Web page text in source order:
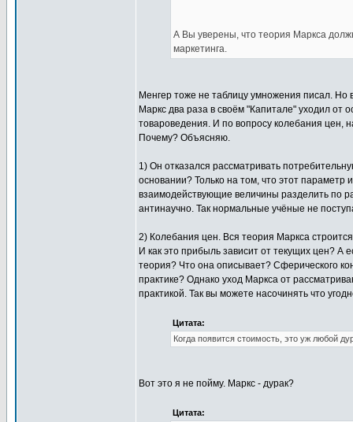
А Вы уверены, что теория Маркса
маркетинга.
Менгер тоже не таблицу умножения писал. Но
Маркс два раза в своём "Капитале" уходил от
товароведения. И по вопросу колебания цен,
Почему? Объясняю.
1) Он отказался рассматривать
основании? Только на том, что этот параметр
взаимодействующие величины разделить по
антинаучно. Так нормальные учёные не
2) Колебания цен. Вся теория Маркса
И как это прибыль зависит от текущих цен? А
теория? Что она описывает? Сферического
практике? Однако уход Маркса от
практикой. Так вы можете насочинять что
Цитата:
Когда появится стоимость, это уж любой
Вот это я не пойму. Маркс - дурак?
Цитата: